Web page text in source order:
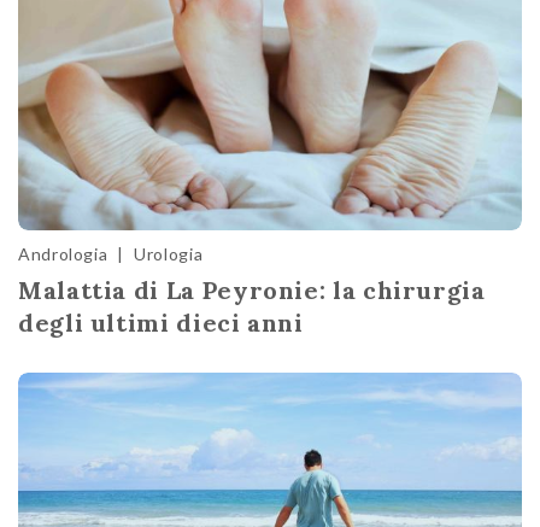
Andrologia | Urologia
Malattia di La Peyronie: la chirurgia
degli ultimi dieci anni